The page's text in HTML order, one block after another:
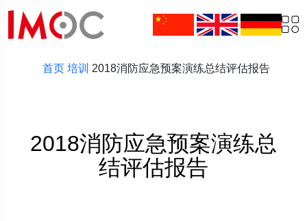
首页 培训 2018消防应急预案演练总结评估报告
2018消防应急预案演练总
结评估报告